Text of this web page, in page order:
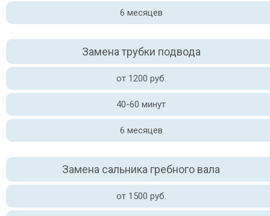
6 месяцев
Замена трубки подвода
от 1200 руб.
40-60 минут
6 месяцев
Замена сальника гребного вала
от 1500 руб.